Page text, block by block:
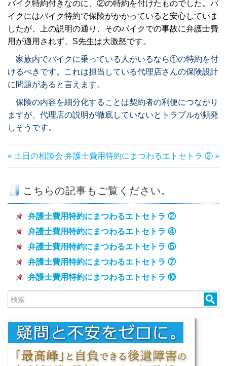
バイク特約付きなのに、②の特約を付けたものでした。バ
イクにはバイク特約で保険がかかっていると安心していま
したが、上の説明の通り、そのバイクでの事故に弁護士費
用が適用されず、S先生は大激怒です。
家族内でバイクに乗っている人がいるなら①の特約を付
けるべきです。これは担当している代理店さんの保険設計
に問題があると言えます。
保険の内容を細分化することは契約者の利便につながり
ますが、代理店の説明が徹底していないとトラブルが頻発
しそうです。
« 土日の相談会 弁護士費用特約にまつわるエトセトラ ② »
こちらの記事もご覧ください。
弁護士費用特約にまつわるエトセトラ ②
弁護士費用特約にまつわるエトセトラ ④
弁護士費用特約にまつわるエトセトラ ⑤
弁護士費用特約にまつわるエトセトラ ⑦
弁護士費用特約にまつわるエトセトラ ⑩